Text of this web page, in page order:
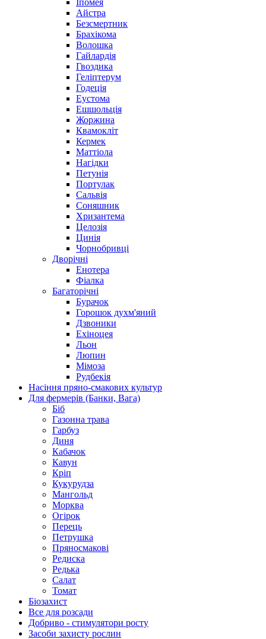
Айстра
Безсмертник
Брахікома
Волошка
Гайлардія
Гвоздика
Геліптерум
Годеція
Еустома
Ешшольція
Жоржина
Квамокліт
Кермек
Маттіола
Нагідки
Петунія
Портулак
Сальвія
Соняшник
Хризантема
Целозія
Цинія
Чорнобривці
Дворічні
Енотера
Фіалка
Багаторічні
Бурачок
Горошок духм'яний
Дзвоники
Ехіноцея
Льон
Люпин
Мімоза
Рудбекія
Насіння пряно-смакових культур
Для фермерів (Банки, Вага)
Біб
Газонна трава
Гарбуз
Диня
Кабачок
Кавун
Кріп
Кукурудза
Мангольд
Морква
Огірок
Перець
Петрушка
Пряносмакові
Редиска
Редька
Салат
Томат
Біозахист
Все для розсади
Добриво - стимулятори росту
Засоби захисту рослин